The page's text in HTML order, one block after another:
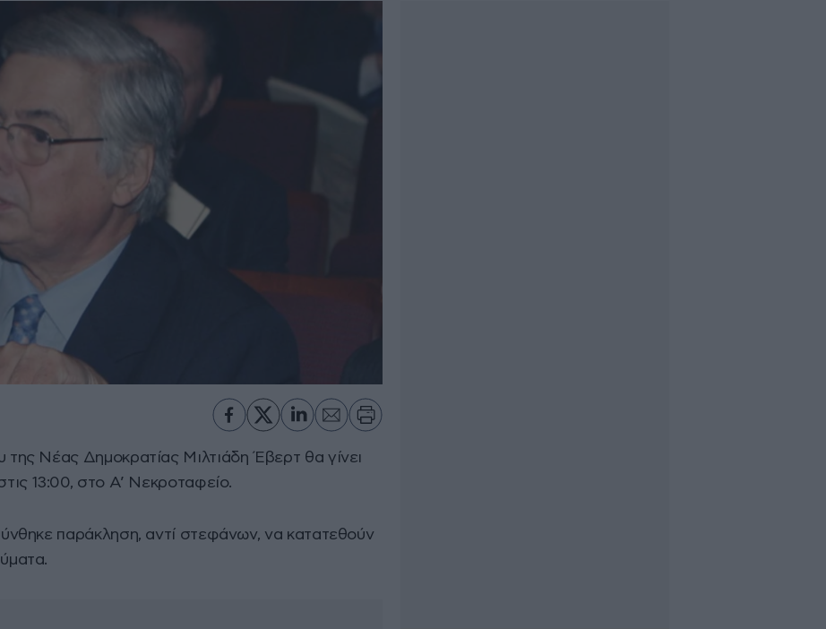
Νέας Δημοκρατίας Μιλτιάδη Έβερτ θα γίνει
13:00, στο Α’ Νεκροταφείο.
παράκληση, αντί στεφάνων, να κατατεθούν